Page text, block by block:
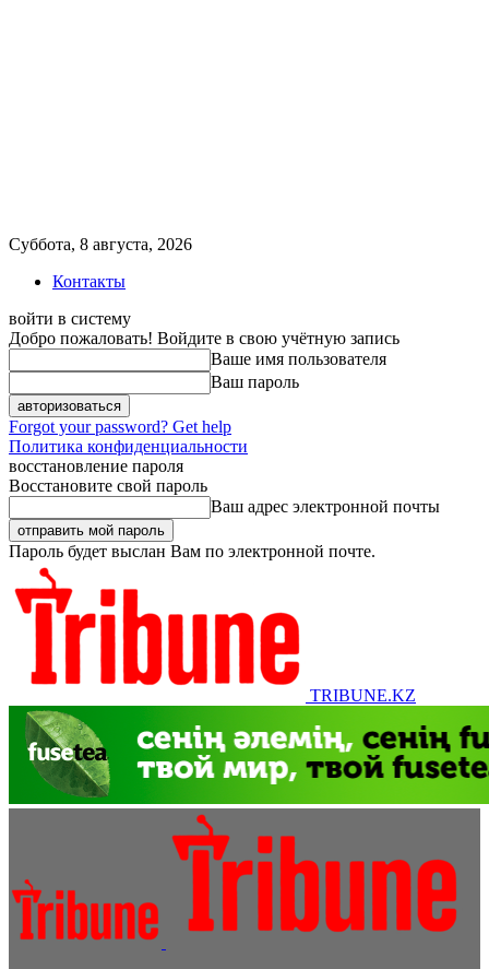
Суббота, 8 августа, 2026
Контакты
войти в систему
Добро пожаловать! Войдите в свою учётную запись
Ваше имя пользователя
Ваш пароль
Forgot your password? Get help
Политика конфиденциальности
восстановление пароля
Восстановите свой пароль
Ваш адрес электронной почты
Пароль будет выслан Вам по электронной почте.
TRIBUNE.KZ